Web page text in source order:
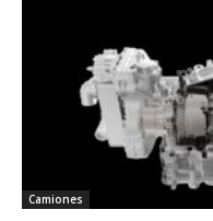
Camiones